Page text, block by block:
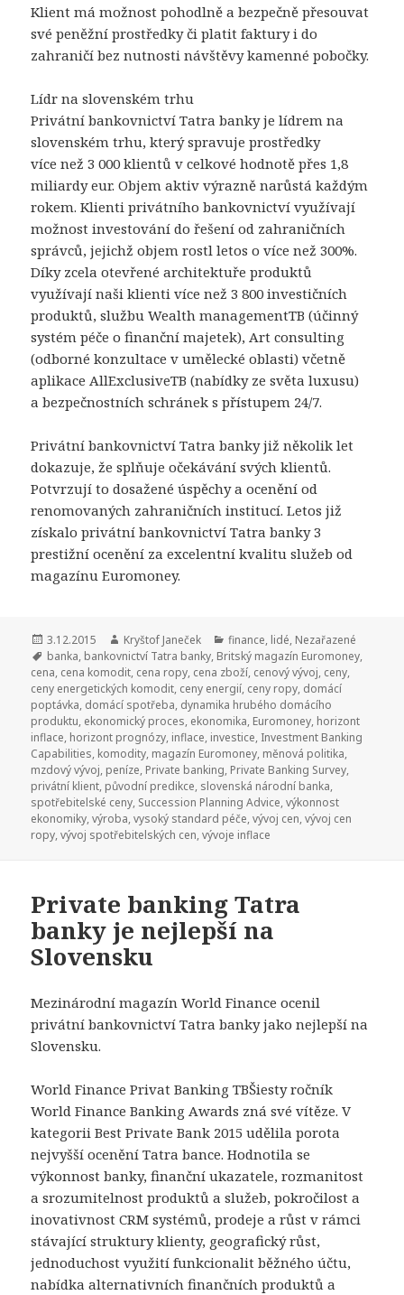
Klient má možnost pohodlně a bezpečně přesouvat
své peněžní prostředky či platit faktury i do
zahraničí bez nutnosti návštěvy kamenné pobočky.
Lídr na slovenském trhu
Privátní bankovnictví Tatra banky je lídrem na
slovenském trhu, který spravuje prostředky
více než 3 000 klientů v celkové hodnotě přes 1,8
miliardy eur. Objem aktiv výrazně narůstá každým
rokem. Klienti privátního bankovnictví využívají
možnost investování do řešení od zahraničních
správců, jejichž objem rostl letos o více než 300%.
Díky zcela otevřené architektuře produktů
využívají naši klienti více než 3 800 investičních
produktů, službu Wealth managementTB (účinný
systém péče o finanční majetek), Art consulting
(odborné konzultace v umělecké oblasti) včetně
aplikace AllExclusiveTB (nabídky ze světa luxusu)
a bezpečnostních schránek s přístupem 24/7.
Privátní bankovnictví Tatra banky již několik let
dokazuje, že splňuje očekávání svých klientů.
Potvrzují to dosažené úspěchy a ocenění od
renomovaných zahraničních institucí. Letos již
získalo privátní bankovnictví Tatra banky 3
prestižní ocenění za excelentní kvalitu služeb od
magazínu Euromoney.
Publikováno:
3.12.2015 Autor:
Kryštof Janeček Rubriky:
finance, lidé, Nezařazené
Štítky:
banka, bankovnictví Tatra banky, Britský magazín Euromoney,
cena, cena komodit, cena ropy, cena zboží, cenový vývoj, ceny,
ceny energetických komodit, ceny energií, ceny ropy, domácí
poptávka, domácí spotřeba, dynamika hrubého domácího
produktu, ekonomický proces, ekonomika, Euromoney, horizont
inflace, horizont prognózy, inflace, investice, Investment Banking
Capabilities, komodity, magazín Euromoney, měnová politika,
mzdový vývoj, peníze, Private banking, Private Banking Survey,
privátní klient, původní predikce, slovenská národní banka,
spotřebitelské ceny, Succession Planning Advice,výkonnost
ekonomiky,výroba,vysoký standard péče,vývoj cen,vývoj cen
ropy,vývoj spotřebitelských cen,vývoje inflace
Private banking Tatra
banky je nejlepší na
Slovensku
Mezinárodní magazín World Finance ocenil
privátní bankovnictví Tatra banky jako nejlepší na
Slovensku.
World Finance Privat Banking TBŠiesty ročník
World Finance Banking Awards zná své vítěze. V
kategorii Best Private Bank 2015 udělila porota
nejvyšší ocenění Tatra bance. Hodnotila se
výkonnost banky, finanční ukazatele, rozmanitost
a srozumitelnost produktů a služeb, pokročilost a
inovativnost CRM systémů, prodeje a růst v rámci
stávající struktury klienty, geografický růst,
jednoduchost využití funkcionalit běžného účtu,
nabídka alternativních finančních produktů a